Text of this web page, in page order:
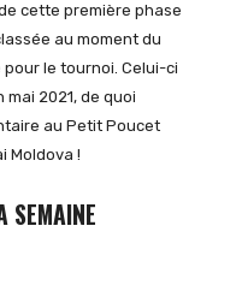
cette première phase
au moment du
le tournoi. Celui-ci
2021, de quoi
au Petit Poucet
Moldova !
SEMAINE